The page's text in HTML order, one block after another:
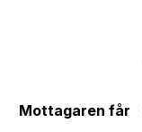
Mottagaren får